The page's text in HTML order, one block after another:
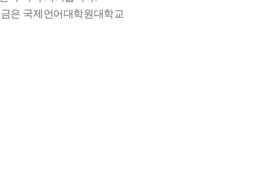
은 국제언어대학원대학교